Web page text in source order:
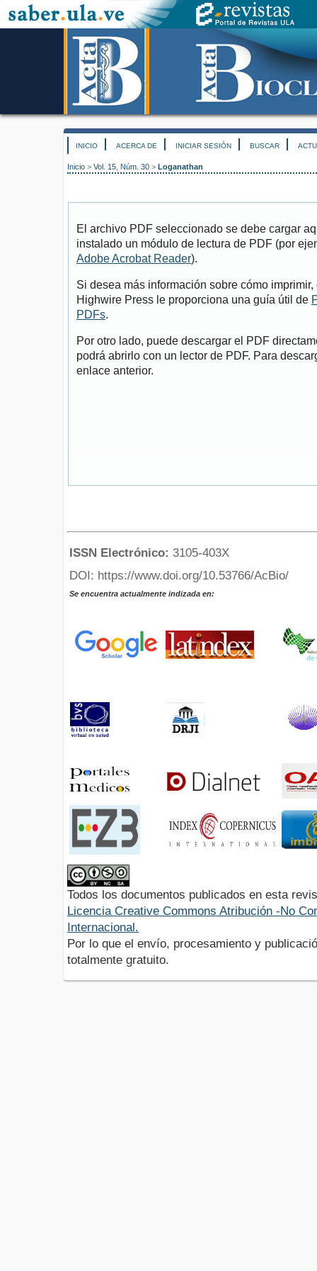
INICIO ACERCA DE INICIAR SESIÓN BUSCAR
Inicio > Vol. 15, Núm. 30 > Loganathan
El archivo PDF seleccionado se debe cargar
instalado un módulo de lectura de PDF (por
Adobe Acrobat Reader).
Si desea más información sobre cómo
Highwire Press le proporciona una guía útil de
PDFs.
Por otro lado, puede descargar el PDF
podrá abrirlo con un lector de PDF. Para
enlace anterior.
ISSN Electrónico: 3105-403X
DOI: https://www.doi.org/10.53766/AcBio/
Se encuentra actualmente indizada en:
Todos los documentos publicados en esta
Licencia Creative Commons Atribución -No
Internacional.
Por lo que el envío, procesamiento y
totalmente gratuito.